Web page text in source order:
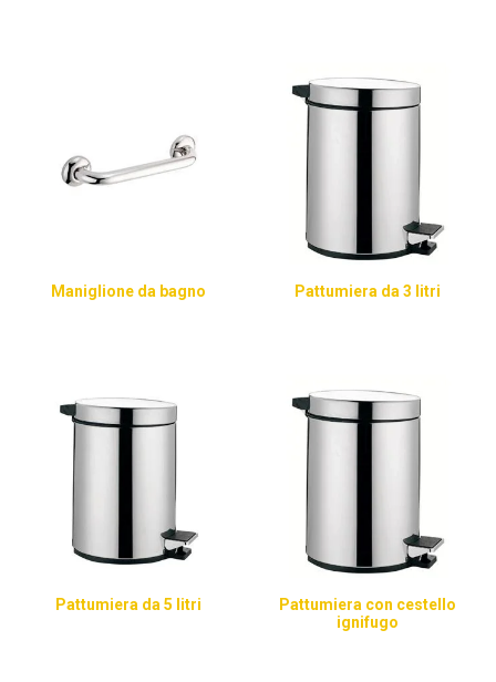
Maniglione da bagno Pattumiera da 3 litri
Pattumiera da 5 litri
Pattumiera con cestello
ignifugo